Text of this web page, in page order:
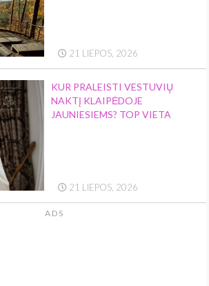
21 LIEPOS, 2026
KUR PRALEISTI VESTUVIŲ
NAKTĮ KLAIPĖDOJE
JAUNIESIEMS? TOP VIETA
21 LIEPOS, 2026
ADS